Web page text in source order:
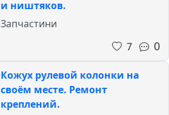
и ништяков.
Запчастини
7
0
Кожух рулевой колонки на
своём месте. Ремонт
креплений.